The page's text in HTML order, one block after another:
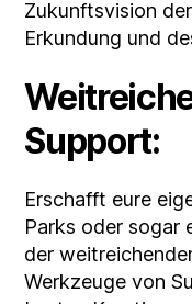
Zukunftsvision
Erkundung und
Support:
Erschafft eure
Parks oder sogar
der
Werkzeuge von